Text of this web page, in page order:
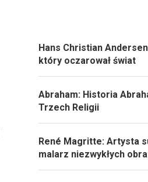
Hans Christian
który oczarował świat
Abraham: Historia
Trzech Religii
René Magritte: Artysta
malarz niezwykłych